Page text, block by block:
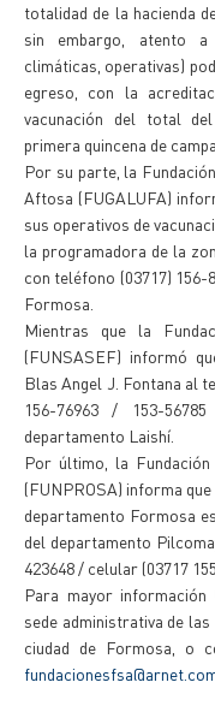
totalidad de la hacienda
sin embargo, atento a
climáticas, operativas)
egreso, con la
vacunación del total
primera quincena de
Por su parte, la
Aftosa (FUGALUFA)
sus operativos de
la programadora de la
con teléfono (03717) 156-
Formosa.
Mientras que la
(FUNSASEF) informó
Blas Angel J. Fontana al
156-76963 / 153-
departamento Laishí.
Por último, la
(FUNPROSA) informa
departamento Formosa
del departamento
423648 / celular (03717
Para mayor
sede administrativa de
ciudad de Formosa, o